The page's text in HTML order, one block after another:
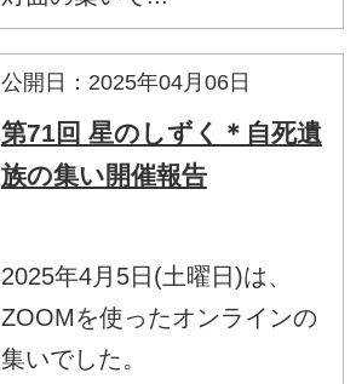
公開日：2025年04月06日
第71回 星のしずく＊自死遺
族の集い開催報告
2025年4月5日(土曜日)は、
ZOOMを使ったオンラインの
集いでした。